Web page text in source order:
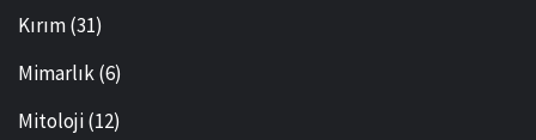
Kırım(31)
Mimarlık(6)
Mitoloji(12)